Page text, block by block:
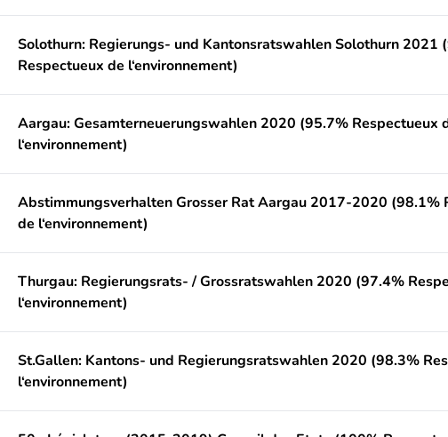
Solothurn: Regierungs- und Kantonsratswahlen Solothurn 2021
Respectueux de l‘environnement)
Aargau: Gesamterneuerungswahlen 2020 (95.7% Respectueux
l‘environnement)
Abstimmungsverhalten Grosser Rat Aargau 2017-2020 (98.1%
de l‘environnement)
Thurgau: Regierungsrats- / Grossratswahlen 2020 (97.4%
l‘environnement)
St.Gallen: Kantons- und Regierungsratswahlen 2020 (98.3%
l‘environnement)